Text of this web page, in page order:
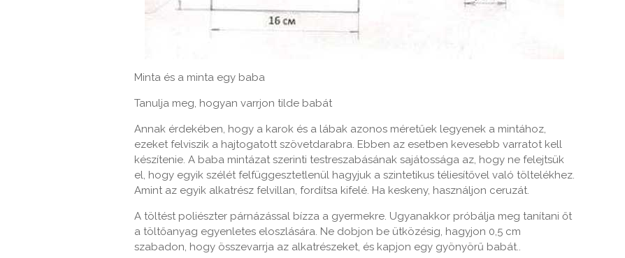
Minta és a minta egy baba
Tanulja meg, hogyan varrjon tilde babát
Annak érdekében, hogy a karok és a lábak azonos méretűek legyenek a mintához,
ezeket felviszik a hajtogatott szövetdarabra. Ebben az esetben kevesebb varratot kell
készítenie. A baba mintázat szerinti testreszabásának sajátossága az, hogy ne felejtsük
el, hogy egyik szélét felfüggesztetlenül hagyjuk a szintetikus téliesítővel való töltelékhez.
Amint az egyik alkatrész felvillan, fordítsa kifelé. Ha keskeny, használjon ceruzát.
A töltést poliészter párnázással bízza a gyermekre. Ugyanakkor próbálja meg tanítani őt
a töltőanyag egyenletes eloszlására. Ne dobjon be ütközésig, hagyjon 0,5 cm
szabadon, hogy összevarrja az alkatrészeket, és kapjon egy gyönyörű babát..